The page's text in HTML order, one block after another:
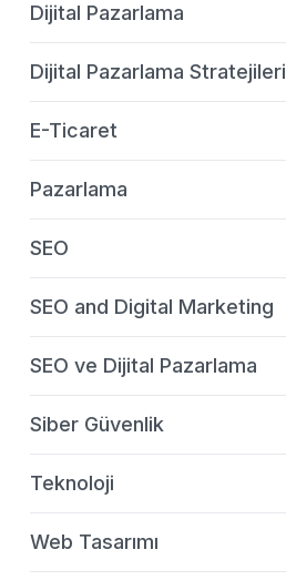
Dijital Pazarlama
Dijital Pazarlama Stratejileri
E-Ticaret
Pazarlama
SEO
SEO and Digital Marketing
SEO ve Dijital Pazarlama
Siber Güvenlik
Teknoloji
Web Tasarımı